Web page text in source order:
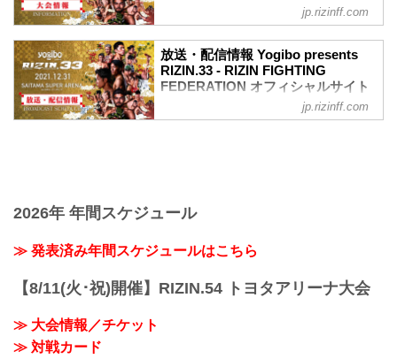
現状は必要ありません。
大会概要
名称
予定時間が前後することがありますので
会場
JR京浜東北線・JR上野東京ライン（宇都
宮線・高崎線）「さいたま新都心」駅か
jp.rizinff.com
放送・配信情報 Yogibo presents
RIZIN.33 - RIZIN FIGHTING
FEDERATION オフィシャルサイト
12月31日（金）さいたまスーパーアリー
試合リアルタイムで視聴しよう！
事前番組
日付 時間 放送・配信媒体 番組名・その
12/20（月） 20:30〜 RIZIN FF公式
jp.rizinff.com
2026年 年間スケジュール
≫ 発表済み年間スケジュールはこちら
【8/11(火･祝)開催】RIZIN.54 トヨタアリーナ大会
≫ 大会情報／チケット
≫ 対戦カード